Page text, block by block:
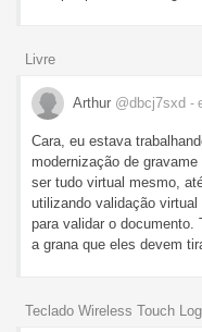
Livre
Arthur @dbcj7sxd -
Cara, eu estava
modernização de
ser tudo virtual mesmo,
utilizando validação
para validar o documento.
a grana que eles devem
Teclado Wireless Touch